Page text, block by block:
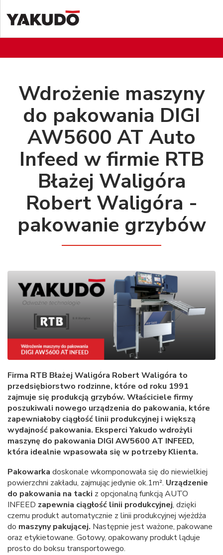
Wdrożenie maszyny
do pakowania DIGI
AW5600 AT Auto
Infeed w firmie RTB
Błażej Waligóra
Robert Waligóra -
pakowanie grzybów
Firma RTB Błażej Waligóra Robert Waligóra to
przedsiębiorstwo rodzinne, które od roku 1991
zajmuje się produkcją grzybów. Właściciele firmy
poszukiwali nowego urządzenia do pakowania, które
zapewniałoby ciągłość linii produkcyjnej i większą
wydajność pakowania. Eksperci Yakudo wdrożyli
maszynę do pakowania DIGI AW5600 AT INFEED,
która idealnie wpasowała się w potrzeby Klienta.
Pakowarka doskonale wkomponowała się do niewielkiej
powierzchni zakładu, zajmując jedynie ok.1m². Urządzenie
do pakowania na tacki z opcjonalną funkcją AUTO
INFEED zapewnia ciągłość linii produkcyjnej, dzięki
czemu produkt automatycznie z linii produkcyjnej wjeżdża
do maszyny pakującej. Następnie jest ważone, pakowane
oraz etykietowane. Gotowy, opakowany produkt ląduje
prosto do boksu transportowego.